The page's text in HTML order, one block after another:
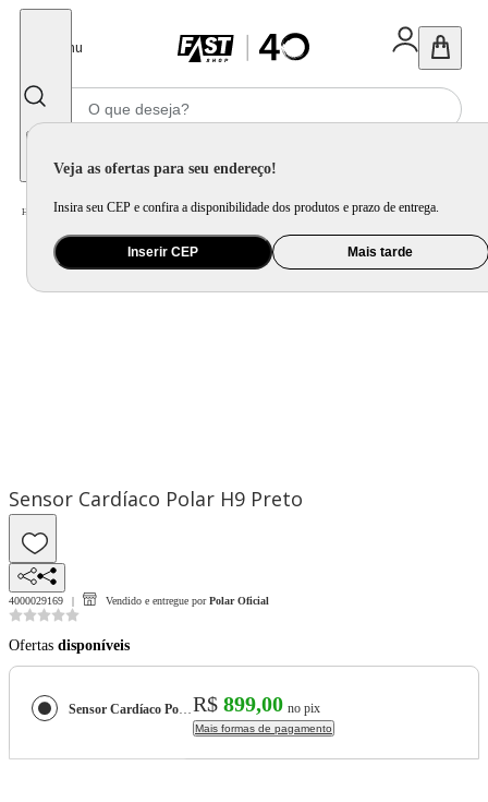
Menu
Veja as ofertas para seu endereço!
Insira seu CEP e confira a disponibilidade dos produtos e prazo de entrega.
Inserir CEP Mais tarde
Home Celular Tablet e Smartwatch / Smartband e Pulseira
Sensor Cardíaco Polar H9 Preto
4000029169 Vendido e entregue por Polar Oficial
Ofertas disponíveis
Sensor Cardíaco Polar H9 PretoR$ 899,00 no pix
Mais formas de pagamento